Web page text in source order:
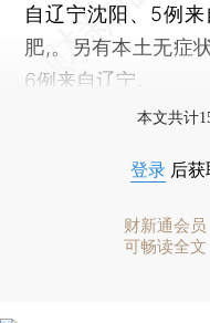
自辽宁沈阳、5例
肥,。另有本土无症
6例来自辽宁。
本文共计
登录 后
财新通会员
可畅读全文